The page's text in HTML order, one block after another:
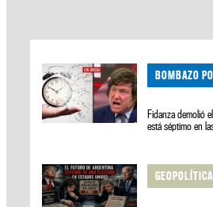
BOMBAZO
Fidanza demolió
está séptimo en